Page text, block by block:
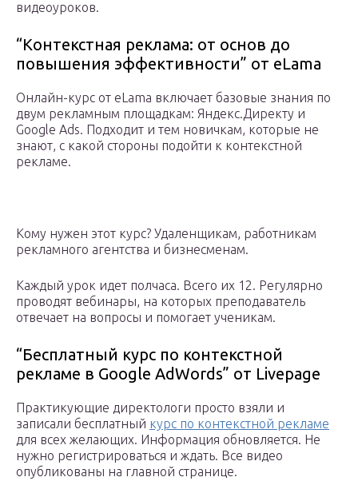
видеоуроков.
“Контекстная реклама: от основ до
повышения эффективности” от eLama
Онлайн-курс от eLama включает базовые знания по
двум рекламным площадкам: Яндекс.Директу и
Google Ads. Подходит и тем новичкам, которые не
знают, с какой стороны подойти к контекстной
рекламе.
Кому нужен этот курс? Удаленщикам, работникам
рекламного агентства и бизнесменам.
Каждый урок идет полчаса. Всего их 12. Регулярно
проводят вебинары, на которых преподаватель
отвечает на вопросы и помогает ученикам.
“Бесплатный курс по контекстной
рекламе в Google AdWords” от Livepage
Практикующие директологи просто взяли и
записали бесплатный курс по контекстной рекламе
для всех желающих. Информация обновляется. Не
нужно регистрироваться и ждать. Все видео
опубликованы на главной странице.